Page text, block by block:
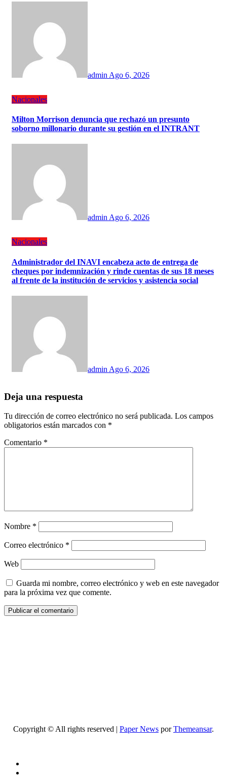
admin Ago 6, 2026
Nacionales
Milton Morrison denuncia que rechazó un presunto
soborno millonario durante su gestión en el INTRANT
adminAgo 6, 2026
Nacionales
Administrador del INAVI encabeza acto de entrega de
cheques por indemnización y rinde cuentas de sus 18 meses
al frente de la institución de servicios y asistencia social
admin Ago 6, 2026
Deja una respuesta
Tu dirección de correo electrónico no será publicada. Los campos
obligatorios están marcados con *
Comentario *
Nombre *
Correo electrónico *
Web
Guarda mi nombre, correo electrónico y web en este navegador
para la próxima vez que comente.
Copyright © All rights reserved | Paper News porThemeansar.